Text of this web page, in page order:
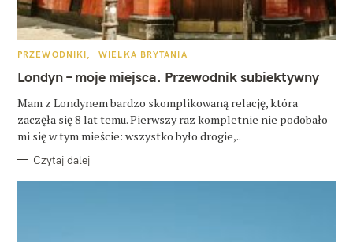
K
T
E
O
R
I
PRZEWODNIKI WIELKA BRYTANIA
Londyn – moje miejsca. Przewodnik subiektywny
Mam z Londynem bardzo skomplikowaną relację, która
zaczęła się 8 lat temu. Pierwszy raz kompletnie nie podobało
mi się w tym mieście: wszystko było drogie,..
Czytaj dalej